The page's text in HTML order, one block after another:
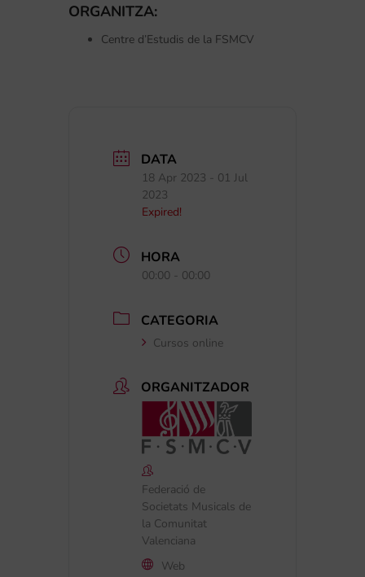
ORGANITZA:
Centre d’Estudis de la FSMCV
DATA
18 Apr 2023 - 01 Jul
2023
Expired!
HORA
00:00 - 00:00
CATEGORIA
Cursos online
ORGANITZADOR
Federació de
Societats Musicals de
la Comunitat
Valenciana
Web